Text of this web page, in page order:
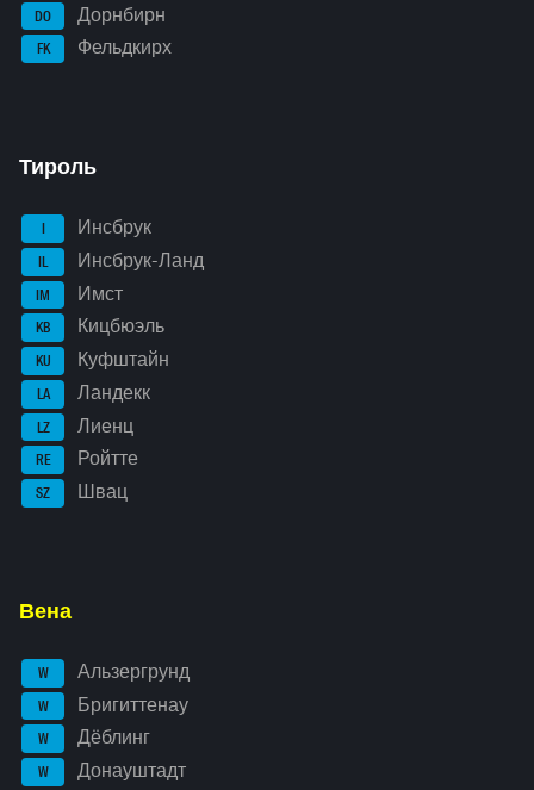
DO Дорнбирн
FK Фельдкирх
Тироль
I Инсбрук
IL Инсбрук-Ланд
IM Имст
KB Кицбюэль
KU Куфштайн
LA Ландекк
LZ Лиенц
RE Ройтте
SZ Швац
Вена
W Альзергрунд
W Бригиттенау
W Дёблинг
W Донауштадт